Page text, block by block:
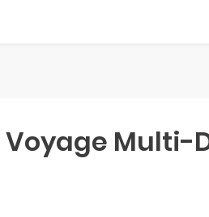
Voyage Multi-